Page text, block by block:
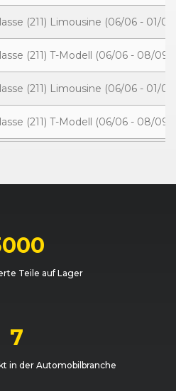
(211) Limousine (06/06 - 01/
(211) T-Modell (06/06 - 08/09)
(211) Limousine (06/06 - 01/
(211) T-Modell (06/06 - 08/09)
(211) Limousine (06/06 - 01/
(211) T-Modell (06/06 - 08/09)
Teile auf Lager
7
in der Automobilbranche